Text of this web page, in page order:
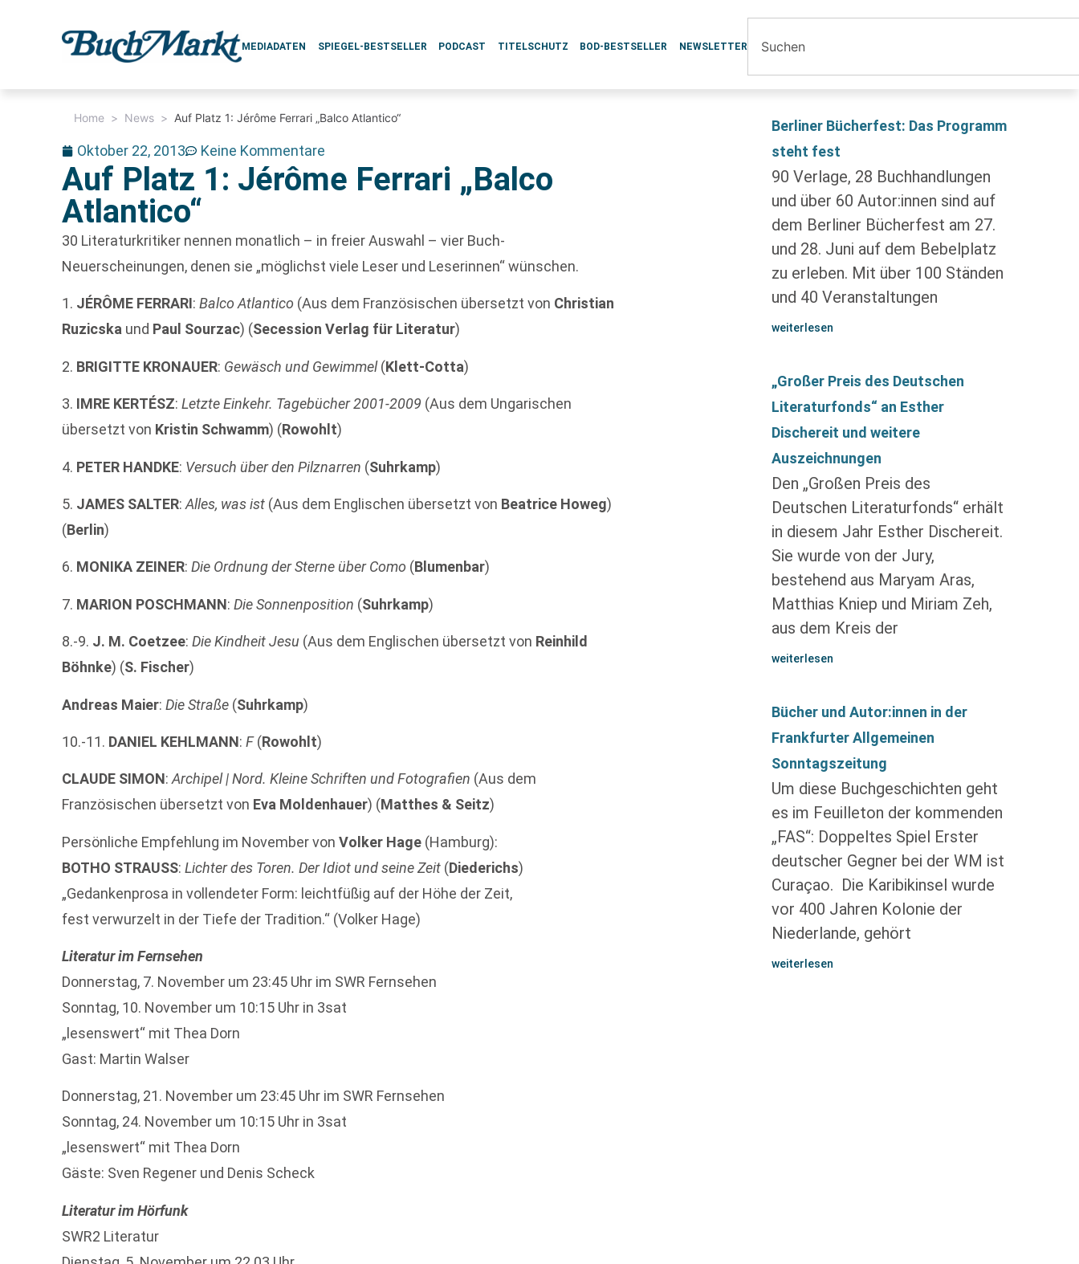
MEDIADATEN SPIEGEL-BESTSELLER PODCAST TITELSCHUTZ BOD-BESTSELLER NEWSLETTER
Home > News > Auf Platz 1: Jérôme Ferrari „Balco Atlantico“
Oktober 22, 2013 Keine Kommentare
Auf Platz 1: Jérôme Ferrari „Balco
Atlantico“
30 Literaturkritiker nennen monatlich – in freier Auswahl – vier Buch-
Neuerscheinungen, denen sie „möglichst viele Leser und Leserinnen“ wünschen.
1. JÉRÔME FERRARI:Balco Atlantico (Aus dem Französischen übersetzt von Christian
Ruzicska und Paul Sourzac) (Secession Verlag für Literatur)
2. BRIGITTE KRONAUER: Gewäsch und Gewimmel(Klett-Cotta)
3. IMRE KERTÉSZ:Letzte Einkehr. Tagebücher 2001-2009 (Aus dem Ungarischen
übersetzt von Kristin Schwamm) (Rowohlt)
4. PETER HANDKE: Versuch über den Pilznarren (Suhrkamp)
5. JAMES SALTER:Alles, was ist (Aus dem Englischen übersetzt von Beatrice Howeg)
(Berlin)
6. MONIKA ZEINER:Die Ordnung der Sterne über Como (Blumenbar)
7. MARION POSCHMANN:Die Sonnenposition (Suhrkamp)
8.-9. J. M. Coetzee:Die Kindheit Jesu (Aus dem Englischen übersetzt von Reinhild
Böhnke) (S. Fischer)
Andreas Maier:Die Straße (Suhrkamp)
10.-11. DANIEL KEHLMANN:F(Rowohlt)
CLAUDE SIMON:Archipel | Nord. Kleine Schriften und Fotografien (Aus dem
Französischen übersetzt von Eva Moldenhauer) (Matthes & Seitz)
Persönliche Empfehlung im November vonVolker Hage (Hamburg):
BOTHO STRAUSS:Lichter des Toren. Der Idiot und seine Zeit (Diederichs)
„Gedankenprosa in vollendeter Form: leichtfüßig auf der Höhe der Zeit,
fest verwurzelt in der Tiefe der Tradition.“ (Volker Hage)
Literatur im Fernsehen
Donnerstag, 7. November um 23:45 Uhr im SWR Fernsehen
Sonntag, 10. November um 10:15 Uhr in 3sat
„lesenswert“ mit Thea Dorn
Gast: Martin Walser
Donnerstag, 21. November um 23:45 Uhr im SWR Fernsehen
Sonntag, 24. November um 10:15 Uhr in 3sat
„lesenswert“ mit Thea Dorn
Gäste: Sven Regener und Denis Scheck
Literatur im Hörfunk
SWR2 Literatur
Berliner Bücherfest: Das Programm
steht fest
90 Verlage, 28 Buchhandlungen
und über 60 Autor:innen sind auf
dem Berliner Bücherfest am 27.
und 28. Juni auf dem Bebelplatz
zu erleben. Mit über 100 Ständen
und 40 Veranstaltungen
weiterlesen
„Großer Preis des Deutschen
Literaturfonds“ an Esther
Dischereit und weitere
Auszeichnungen
Den „Großen Preis des
Deutschen Literaturfonds“ erhält
in diesem Jahr Esther Dischereit.
Sie wurde von der Jury,
bestehend aus Maryam Aras,
Matthias Kniep und Miriam Zeh,
aus dem Kreis der
weiterlesen
Bücher und Autor:innen in der
Frankfurter Allgemeinen
Sonntagszeitung
Um diese Buchgeschichten geht
es im Feuilleton der kommenden
„FAS“: Doppeltes Spiel Erster
deutscher Gegner bei der WM ist
Curaçao. Die Karibik­insel wurde
vor 400 Jahren Kolonie der
Niederlande, gehört
weiterlesen